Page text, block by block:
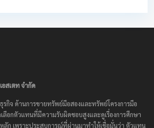
อสเตท จำกัด
กิจ ด้านการขายทรัพย์มือสองและทรัพย์โครงการมือ
เลือกตัวแทนที่มีความรับผิดชอบสูงและดูเรื่องการศึกษา
ลัก เพราะประสบการณ์ที่ผ่านมาทำให้เชื่อมั่นว่า ตัวแทน